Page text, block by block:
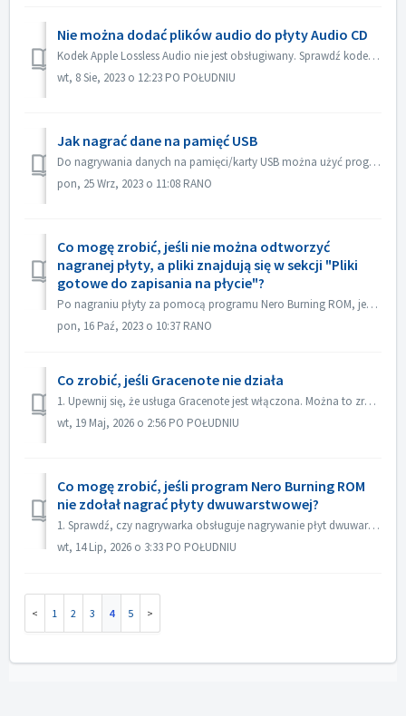
Nie można dodać plików audio do płyty Audio CD
Kodek Apple Lossless Audio nie jest obsługiwany. Sprawdź kodek audio swoich plików. Lub wyślij je do nas w celu sprawdzenia.
wt, 8 Sie, 2023 o 12:23 PO POŁUDNIU
Jak nagrać dane na pamięć USB
Do nagrywania danych na pamięci/karty USB można użyć programów Nero Burning ROM i Nero USBxCOPY. W Nero Burning ROM, "Raspberry Pi OS" i "ISO...
pon, 25 Wrz, 2023 o 11:08 RANO
Co mogę zrobić, jeśli nie można odtworzyć
nagranej płyty, a pliki znajdują się w sekcji "Pliki
gotowe do zapisania na płycie"?
Po nagraniu płyty za pomocą programu Nero Burning ROM, jeśli płyty audio CD nie można odtworzyć za pomocą odtwarzacza CD, otwórz płytę w Eksploratorze Windo...
pon, 16 Paź, 2023 o 10:37 RANO
Co zrobić, jeśli Gracenote nie działa
1. Upewnij się, że usługa Gracenote jest włączona. Można to zrobić w menu „Plik->Opcje->Baza danych”, zaznaczając opcję „Włącz dostęp do internetowej ...
wt, 19 Maj, 2026 o 2:56 PO POŁUDNIU
Co mogę zrobić, jeśli program Nero Burning ROM
nie zdołał nagrać płyty dwuwarstwowej?
1. Sprawdź, czy nagrywarka obsługuje nagrywanie płyt dwuwarstwowych. 2. Zmniejsz prędkość nagrywania: nagrywanie z dużą prędkością może spowodować niepowo...
wt, 14 Lip, 2026 o 3:33 PO POŁUDNIU
1 2 3 4 5